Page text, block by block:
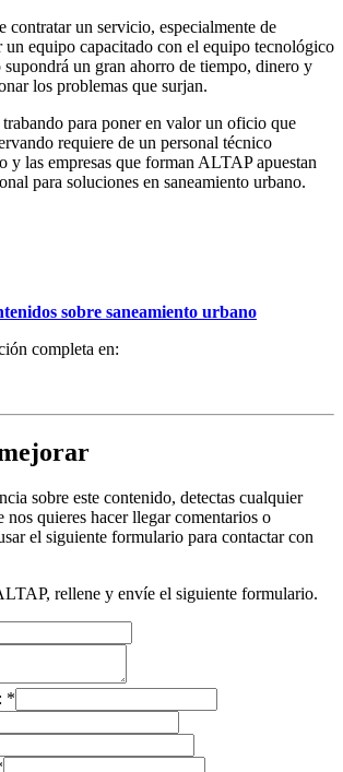
contratar un servicio, especialmente de
un equipo capacitado con el equipo tecnológico
supondrá un gran ahorro de tiempo, dinero y
los problemas que surjan.
para poner en valor un oficio que
requiere de un personal técnico
y las empresas que forman ALTAP apuestan
para soluciones en saneamiento urbano.
sobre saneamiento urbano
completa en:
sobre este contenido, detectas cualquier
nos quieres hacer llegar comentarios o
el siguiente formulario para contactar con
rellene y envíe el siguiente formulario.
*